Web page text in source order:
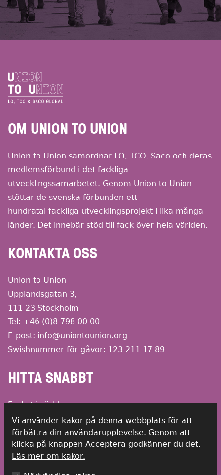
OM UNION TO UNION
Union to Union samordnar LO, TCO, Saco och deras
medlemsförbund i det fackliga
utvecklingssamarbetet. Genom Union to Union
stöttar de svenska förbunden ett
hundratal fackliga utvecklingsprojekt i lika många
länder. Det innebär stöd till fack över hela världen.
KONTAKTA OSS
Union to Union
Upplandsgatan 3,
111 23 Stockholm
Tel: +46 (0)8 798 00 00
E-post: info@uniontounion.org
Swishnummer för gåvor: 123 211 17 89
HITTA SNABBT
Facket i världen
Informationsbroschyrer
Lediga jobb
Kontakt
Press
Vi använder kakor på denna webbplats för att
förbättra din användarupplevelse. Genom att
klicka på knappen Acceptera godkänner du det.
Läs mer om kakor.